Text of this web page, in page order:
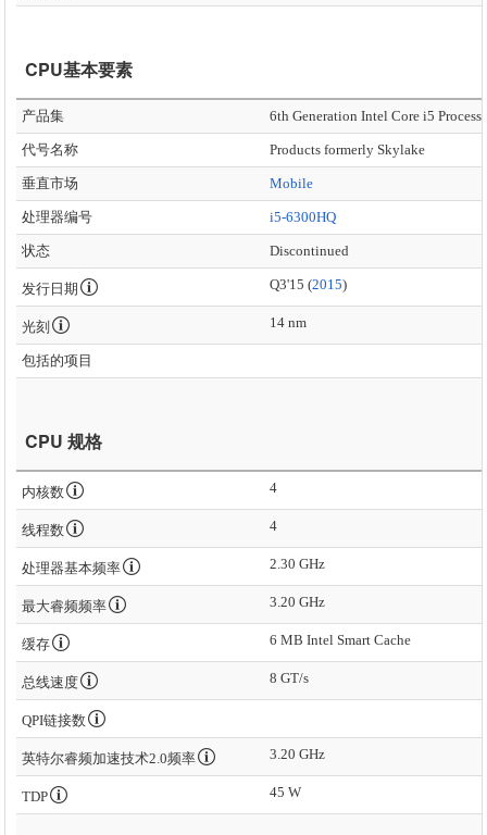
CPU基本要素
产品集 6th Generation Intel Core i5
代号名称 Products formerly Skylake
垂直市场 Mobile
处理器编号 i5-6300HQ
状态 Discontinued
发行日期 Q3'15 (2015)
光刻 14 nm
包括的项目
CPU 规格
内核数 4
线程数 4
处理器基本频率 2.30 GHz
最大睿频频率 3.20 GHz
缓存 6 MB Intel Smart Cache
总线速度 8 GT/s
QPI链接数
英特尔睿频加速技术2.0频率 3.20 GHz
TDP 45 W